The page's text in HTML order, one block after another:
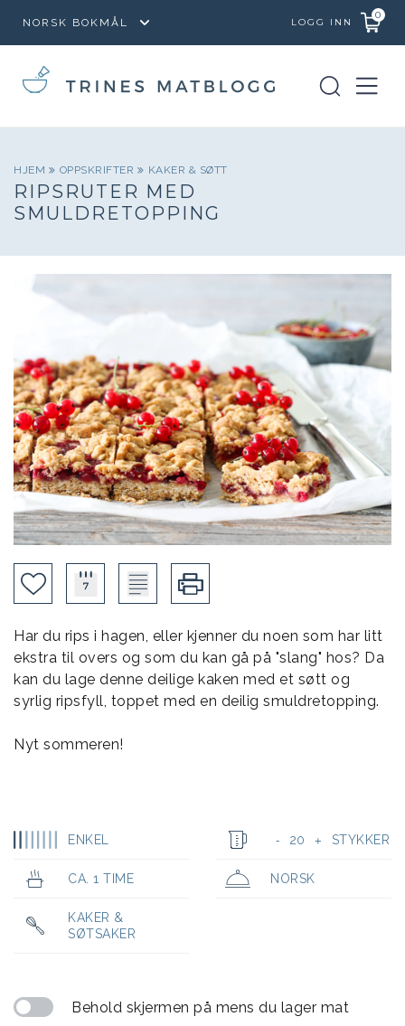
LOGG INN
0
HJEM OPPSKRIFTER KAKER & SØTT
RIPSRUTER MED
SMULDRETOPPING
Har du rips i hagen, eller kjenner du noen som har litt
ekstra til overs og som du kan gå på "slang" hos? Da
kan du lage denne deilige kaken med et søtt og
syrlig ripsfyll, toppet med en deilig smuldretopping.
Nyt sommeren!
ENKEL - 20 + STYKKER
CA. 1 TIME NORSK
KAKER &
SØTSAKER
Behold skjermen på mens du lager mat